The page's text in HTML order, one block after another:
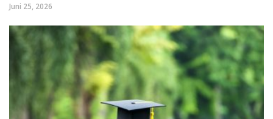
Juni 25, 2026